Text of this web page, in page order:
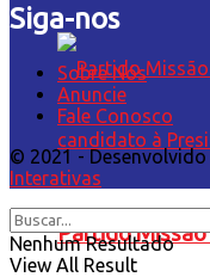
Partido
Siga-nos
Sobre Nós
Anuncie
Fale Conosco
© 2021 -
Interativas
Nenhum Resultado
View All Result